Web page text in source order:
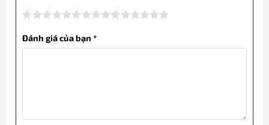
Đánh giá của bạn *